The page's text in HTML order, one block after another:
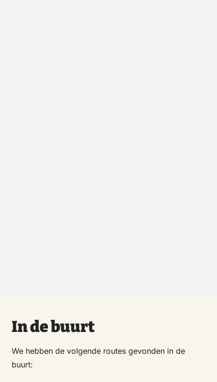
In de buurt
We hebben de volgende routes gevonden in de
buurt: